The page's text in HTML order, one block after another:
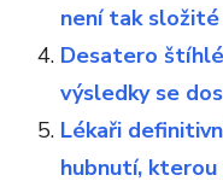
není tak složité
Desatero
výsledky se
Lékaři
hubnutí, kterou